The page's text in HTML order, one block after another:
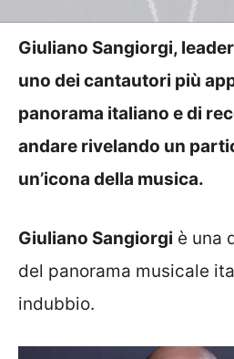
Giuliano Sangiorgi,
uno dei cantautori più
panorama italiano e di
andare rivelando un
un’icona della musica.
Giuliano Sangiorgi è una
del panorama musicale
indubbio.